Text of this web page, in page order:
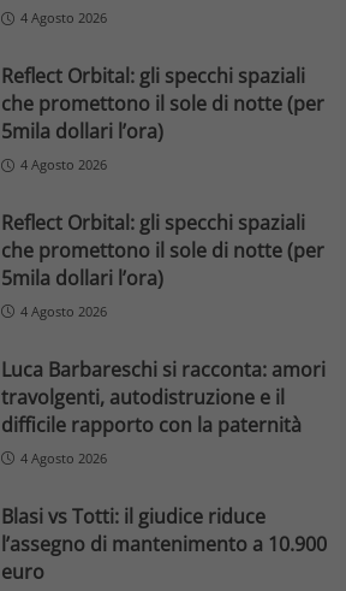
4 Agosto 2026
Reflect Orbital: gli specchi spaziali
che promettono il sole di notte (per
5mila dollari l’ora)
4 Agosto 2026
Reflect Orbital: gli specchi spaziali
che promettono il sole di notte (per
5mila dollari l’ora)
4 Agosto 2026
Luca Barbareschi si racconta: amori
travolgenti, autodistruzione e il
difficile rapporto con la paternità
4 Agosto 2026
Blasi vs Totti: il giudice riduce
l’assegno di mantenimento a 10.900
euro